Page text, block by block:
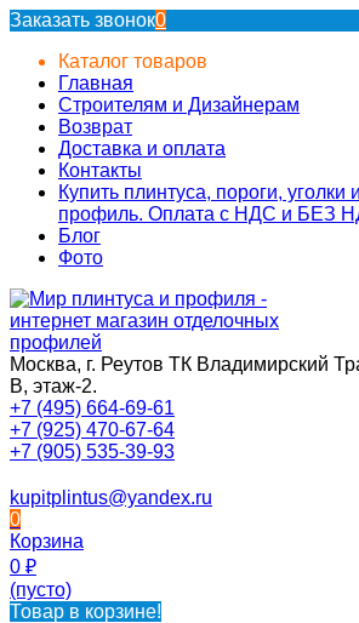
Заказать звонок0
Каталог товаров
Главная
Строителям и Дизайнерам
Возврат
Доставка и оплата
Контакты
Купить плинтуса, пороги, уголки
профиль. Оплата с НДС и БЕЗ
Блог
Фото
Москва, г. Реутов ТК Владимирский
В, этаж-2.
+7 (495) 664-69-61
+7 (925) 470-67-64
+7 (905) 535-39-93
kupitplintus@yandex.ru
0
Корзина
0 ₽
(пусто)
Товар в корзине!